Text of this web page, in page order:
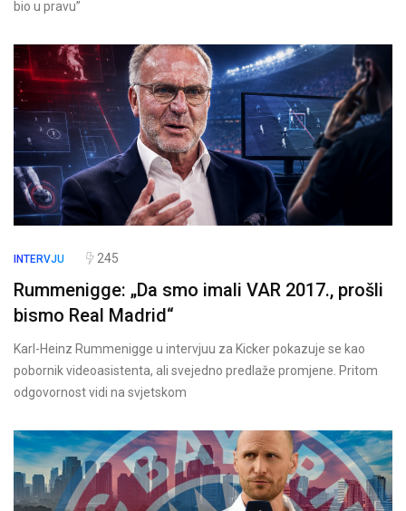
bio u pravu”
INTERVJU 245
Rummenigge: „Da smo imali VAR 2017., prošli
bismo Real Madrid“
Karl-Heinz Rummenigge u intervjuu za Kicker pokazuje se kao
pobornik videoasistenta, ali svejedno predlaže promjene. Pritom
odgovornost vidi na svjetskom